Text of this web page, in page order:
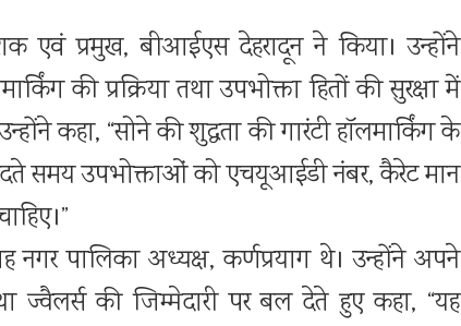
एवं प्रमुख, बीआईएस देहरादून ने किया। उन्होंने
की प्रक्रिया तथा उपभोक्ता हितों की सुरक्षा में
कहा, “सोने की शुद्धता की गारंटी हॉलमार्किंग के
समय उपभोक्ताओं को एचयूआईडी नंबर, कैरेट मान
पालिका अध्यक्ष, कर्णप्रयाग थे। उन्होंने अपने
ज्वैलर्स की जिम्मेदारी पर बल देते हुए कहा, “यह